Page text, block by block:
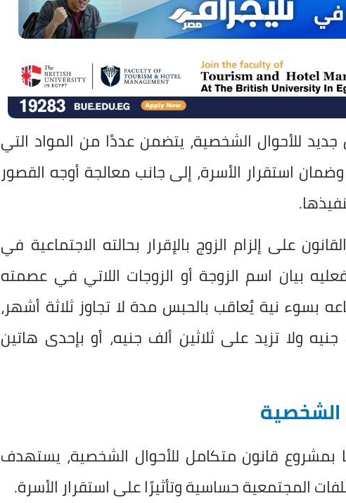
للأحوال الشخصية، يتضمن عددًا من المواد التي
استقرار الأسرة، إلى جانب معالجة أوجه القصور
مشروع القانون على إلزام الزوج بالإقرار بحالته الاجتماعية في
بيان اسم الزوجة أو الزوجات اللاتي في عصمته
بسوء نية يُعاقب بالحبس مدة لا تجاوز ثلاثة أشهر،
ولا تزيد على ثلاثين ألف جنيه، أو بإحدى هاتين
الشخصية
قانون متكامل للأحوال الشخصية، يستهدف
المجتمعية حساسية وتأثيرًا على استقرار الأسرة.